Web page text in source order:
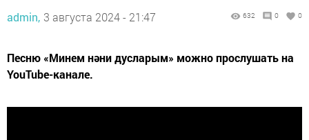
admin, 3 августа 2024 - 21:47 632 0 0
Песню «Минем нәни дусларым» можно прослушать на
YouTube-канале.